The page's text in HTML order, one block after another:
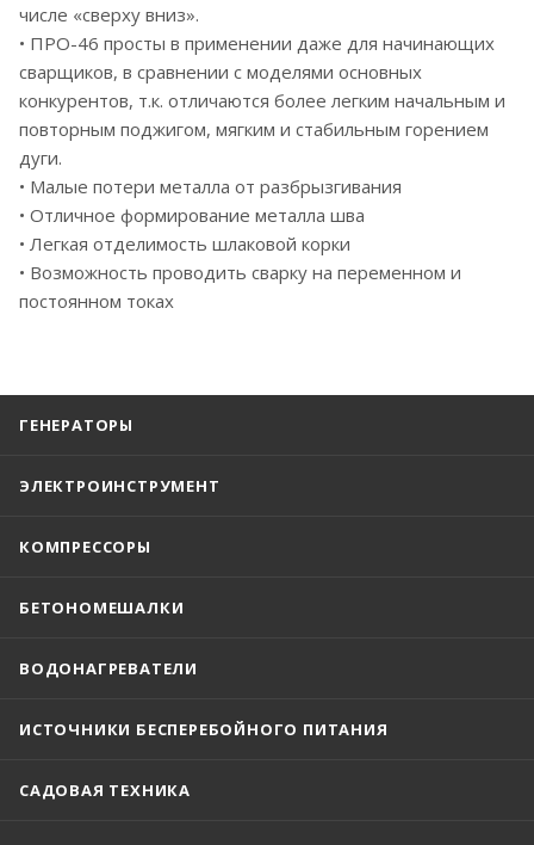
числе «сверху вниз».
• ПРО-46 просты в применении даже для начинающих
сварщиков, в сравнении с моделями основных
конкурентов, т.к. отличаются более легким начальным и
повторным поджигом, мягким и стабильным горением
дуги.
• Малые потери металла от разбрызгивания
• Отличное формирование металла шва
• Легкая отделимость шлаковой корки
• Возможность проводить сварку на переменном и
постоянном токах
ГЕНЕРАТОРЫ
ЭЛЕКТРОИНСТРУМЕНТ
КОМПРЕССОРЫ
БЕТОНОМЕШАЛКИ
ВОДОНАГРЕВАТЕЛИ
ИСТОЧНИКИ БЕСПЕРЕБОЙНОГО ПИТАНИЯ
САДОВАЯ ТЕХНИКА